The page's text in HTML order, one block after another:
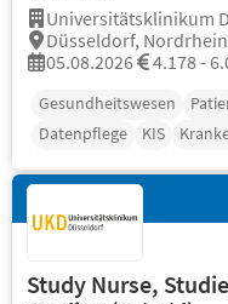
Universitätsklinikum
Düsseldorf,
05.08.2026
4.178 -
Gesundheitswesen
Datenpflege
KIS
Study Nurse,